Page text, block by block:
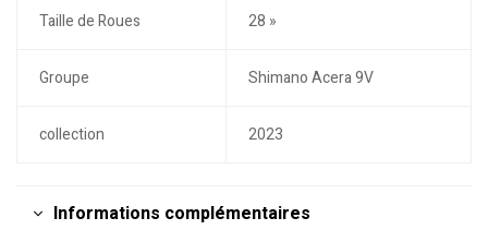
Taille de Roues 28 »
Groupe Shimano Acera 9V
collection 2023
Informations complémentaires